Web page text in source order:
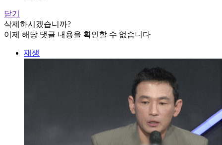
닫기
삭제하시겠습니까?
이제 해당 댓글 내용을 확인할 수 없습니다
재생